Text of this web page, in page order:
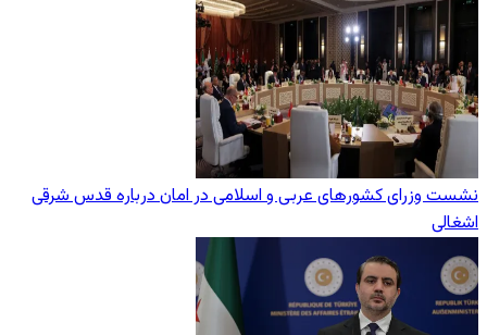
نشست وزرای کشورهای عربی و اسلامی در امان درباره قدس شرقی
اشغالی